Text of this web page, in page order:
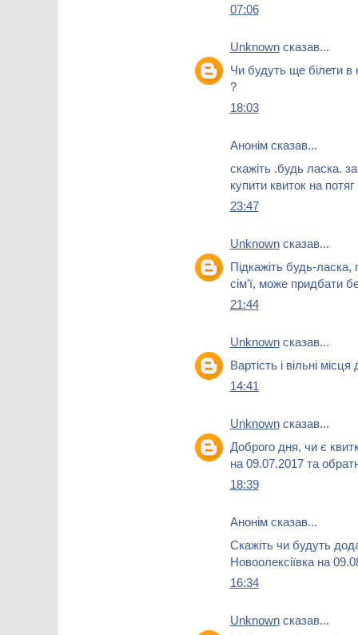
07:06
Unknownсказав...
Чи будуть ще білети в
?
18:03
Анонім сказав...
скажіть .будь ласка.
купити квиток на
23:47
Unknownсказав...
Підкажіть будь-ласка,
сім'ї, може придбати
21:44
Unknownсказав...
Вартість і вільні
14:41
Unknownсказав...
Доброго дня, чи є
на 09.07.2017 та
18:39
Анонім сказав...
Скажіть чи будуть
Новоолексіївка на
16:34
Unknownсказав...